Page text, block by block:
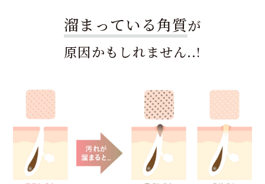
溜まっている角質が
原因かもしれません..!